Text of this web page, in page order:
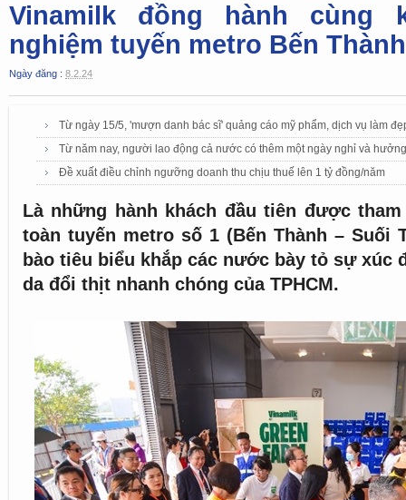
Vinamilk đồng hành cùng
nghiệm tuyến metro Bến
Ngày đăng : 8.2.24
Từ ngày 15/5, 'mượn danh bác sĩ' quảng cáo mỹ phẩm, dịch vụ làm
Từ năm nay, người lao động cả nước có thêm một ngày nghỉ và
Đề xuất điều chỉnh ngưỡng doanh thu chịu thuế lên 1 tỷ đồng/năm
Là những hành khách đầu tiên được
toàn tuyến metro số 1 (Bến Thành – Suối
bào tiêu biểu khắp các nước bày tỏ sự xúc
da đổi thịt nhanh chóng của TPHCM.